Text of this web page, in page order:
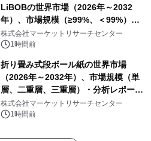
LiBOBの世界市場（2026年～2032
年）、市場規模（≥99%、＜99%）・
分析レポートを発表
株式会社マーケットリサーチセンター
1時間前
折り畳み式段ボール紙の世界市場
（2026年～2032年）、市場規模（単
層、二重層、三重層）・分析レポート
を発表
株式会社マーケットリサーチセンター
1時間前